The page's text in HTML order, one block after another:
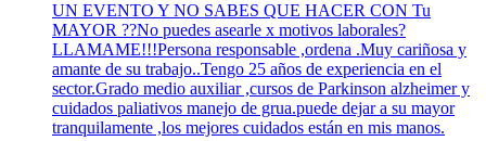
UN EVENTO Y NO SABES QUE HACER CON Tu
MAYOR ??No puedes asearle x motivos laborales?
LLAMAME!!!Persona responsable ,ordena .Muy cariñosa y
amante de su trabajo..Tengo 25 años de experiencia en el
sector.Grado medio auxiliar ,cursos de Parkinson alzheimer y
cuidados paliativos manejo de grua.puede dejar a su mayor
tranquilamente ,los mejores cuidados están en mis manos.